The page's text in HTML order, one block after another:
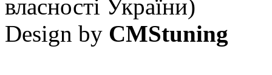
власності України)
Design by CMStuning